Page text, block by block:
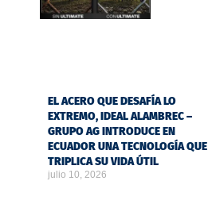
EL ACERO QUE DESAFÍA LO
EXTREMO, IDEAL ALAMBREC –
GRUPO AG INTRODUCE EN
ECUADOR UNA TECNOLOGÍA QUE
TRIPLICA SU VIDA ÚTIL
julio 10, 2026